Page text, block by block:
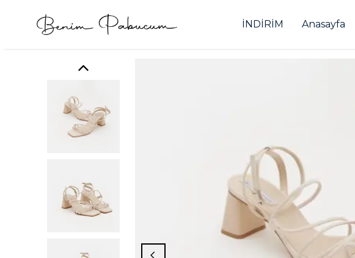
İNDİRİM Anasayfa